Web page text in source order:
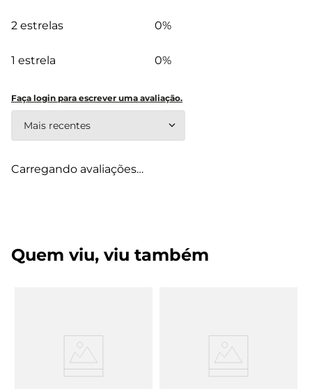
2 estrelas 0%
1 estrela 0%
Faça login para escrever uma avaliação.
Mais recentes
Carregando avaliações…
Quem viu, viu também